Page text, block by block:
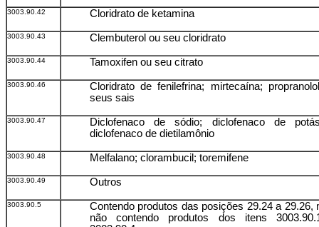
3003.90.42 Cloridrato de ketamina
3003.90.43 Clembuterol ou seu cloridrato
3003.90.44 Tamoxifen ou seu citrato
3003.90.46
Cloridrato de fenilefrina; mirtecaína;
seus sais
3003.90.47
Diclofenaco de sódio; diclofenaco de
diclofenaco de dietilamônio
3003.90.48 Melfalano; clorambucil; toremifene
3003.90.49 Outros
3003.90.5
Contendo produtos das posições 29.24 a 29.26,
não contendo produtos dos itens